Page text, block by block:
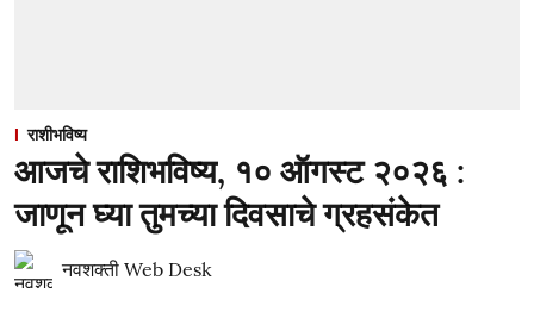
राशीभविष्य
आजचे राशिभविष्य, १० ऑगस्ट २०२६ :
जाणून घ्या तुमच्या दिवसाचे ग्रहसंकेत
नवशक्ती Web Desk